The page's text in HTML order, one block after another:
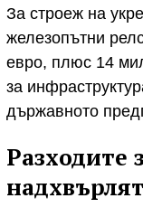
За строеж на
железопътни
евро, плюс 14
за
държавното
Разходите